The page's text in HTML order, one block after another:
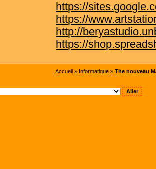
https://
https://
http://
https://
Accueil » Informatique » The nouveau